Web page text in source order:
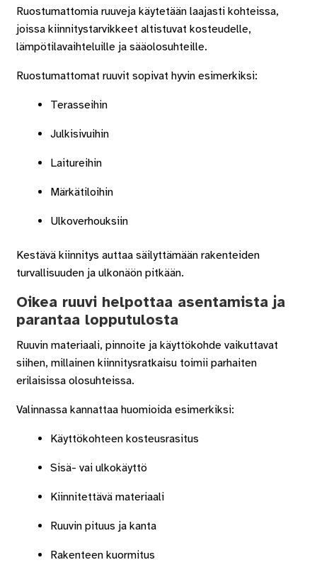
Ruostumattomia ruuveja käytetään laajasti kohteissa,
joissa kiinnitystarvikkeet altistuvat kosteudelle,
lämpötilavaihteluille ja sääolosuhteille.
Ruostumattomat ruuvit sopivat hyvin esimerkiksi:
Terasseihin
Julkisivuihin
Laitureihin
Märkätiloihin
Ulkoverhouksiin
Kestävä kiinnitys auttaa säilyttämään rakenteiden
turvallisuuden ja ulkonäön pitkään.
Oikea ruuvi helpottaa asentamista ja
parantaa lopputulosta
Ruuvin materiaali, pinnoite ja käyttökohde vaikuttavat
siihen, millainen kiinnitysratkaisu toimii parhaiten
erilaisissa olosuhteissa.
Valinnassa kannattaa huomioida esimerkiksi:
Käyttökohteen kosteusrasitus
Sisä- vai ulkokäyttö
Kiinnitettävä materiaali
Ruuvin pituus ja kanta
Rakenteen kuormitus